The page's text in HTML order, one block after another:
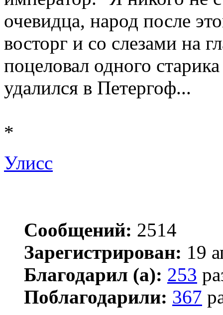
очевидца, народ после
восторг и со слезами на
поцеловал одного
удалился в Петергоф...
*
Улисс
Сообщений: 2514
Зарегистрирован: 19
Благодарил (а): 253
Поблагодарили: 367